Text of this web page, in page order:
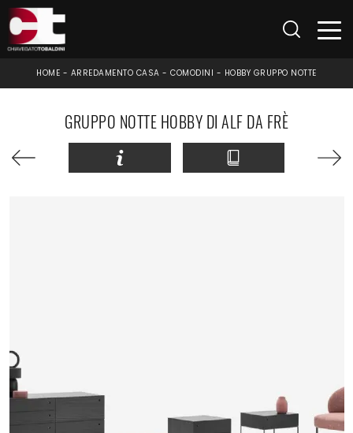
HOME - ARREDAMENTO CASA -COMODINI - HOBBY GRUPPO NOTTE
GRUPPO NOTTE HOBBY DI ALF DA FRÈ